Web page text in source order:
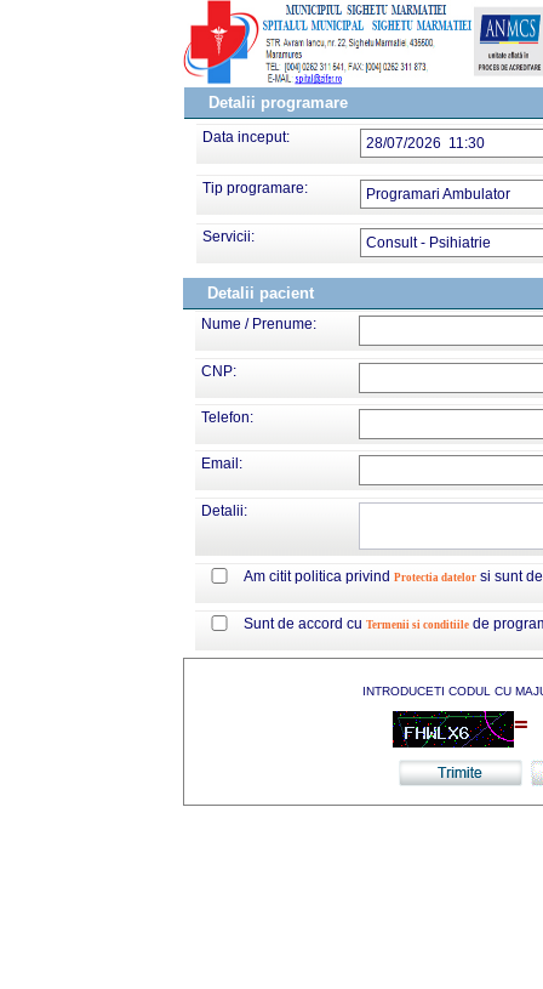
Detalii programare
Data inceput: 28/07/2026 11:30
Tip programare: Programari Ambulator
Servicii: Consult - Psihiatrie
Detalii pacient
Nume / Prenume:
CNP:
Telefon:
Email:
Detalii:
Am citit politica privind Protectia datelor si sunt
Sunt de accord cu Termenii si conditiile de
INTRODUCETI CODUL CU
=